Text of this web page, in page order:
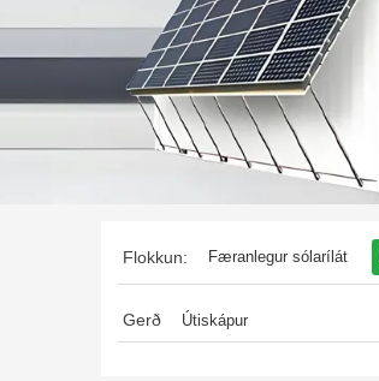
Flokkun: Færanlegur sólarílát
Gerð Útiskápur